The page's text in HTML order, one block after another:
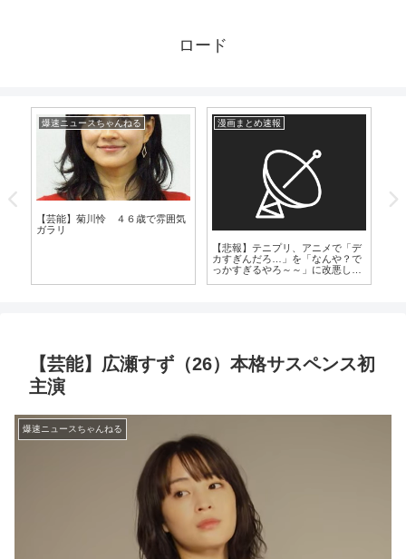
ロード
爆速ニュースちゃんねる
【芸能】菊川怜 ４６歳で雰囲気
ガラリ
漫画まとめ速報
【悲報】テニプリ、アニメで「デ
カすぎんだろ…」を「なんや？で
っかすぎるやろ～～」に改悪して
【芸能】広瀬すず（26）本格サスペンス初
主演
爆速ニュースちゃんねる